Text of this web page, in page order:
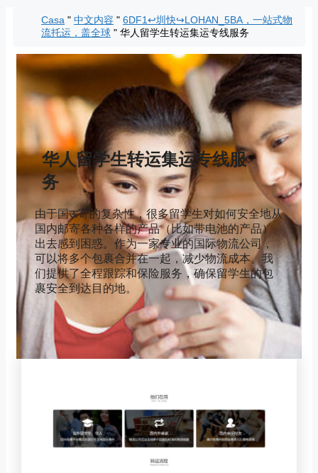
contenuto
Casa " 中文内容 " 6DF1↩圳快↪LOHAN_5BA，一站式物
流托运，盖全球 " 华人留学生转运集运专线服务
华人留学生转运集运专线服
务
由于国ऊ寄的复杂性，很多留学生对如何安全地从
国内邮寄各种各样的产品（比如带电池的产品）
出去感到困惑。作为一家专业的国际物流公司，
可以将多个包裹合并在一起，减少物流成本。我
们提供了全程跟踪和保险服务，确保留学生的包
裹安全到达目的地。